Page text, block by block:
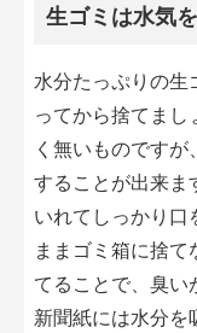
生ゴミは水気
水分たっぷりの生
ってから捨てま
く無いものです
することが出来ま
いれてしっかり
ままゴミ箱に捨
てることで、臭い
新聞紙には水分を